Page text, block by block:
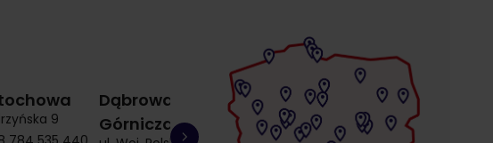
9
Dąbrowa
Górnicza
Gdańsk
Łostowice
Gdańsk
Przymorze